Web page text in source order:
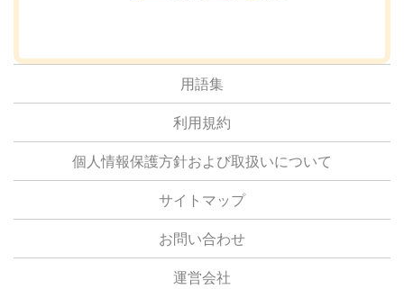
用語集
利用規約
個人情報保護方針および取扱いについて
サイトマップ
お問い合わせ
運営会社